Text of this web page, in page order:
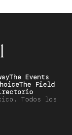
The Events
The Field
Todos los